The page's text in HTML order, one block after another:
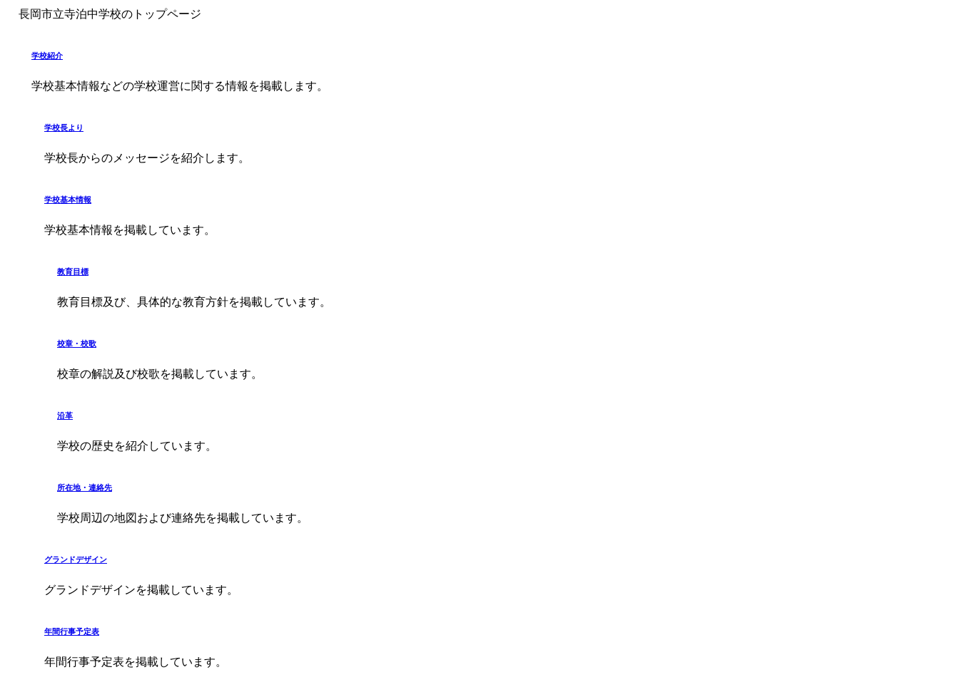
長岡市立寺泊中学校のトップページ
学校紹介
学校基本情報などの学校運営に関する情報を掲載します。
学校長より
学校長からのメッセージを紹介します。
学校基本情報
学校基本情報を掲載しています。
教育目標
教育目標及び、具体的な教育方針を掲載しています。
校章・校歌
校章の解説及び校歌を掲載しています。
沿革
学校の歴史を紹介しています。
所在地・連絡先
学校周辺の地図および連絡先を掲載しています。
グランドデザイン
グランドデザインを掲載しています。
年間行事予定表
年間行事予定表を掲載しています。